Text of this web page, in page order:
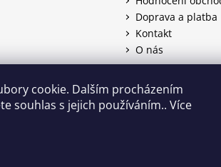
cookie. Dalším procházením
souhlas s jejich používáním.. Více
Doprava a platba
Kontakt
O nás